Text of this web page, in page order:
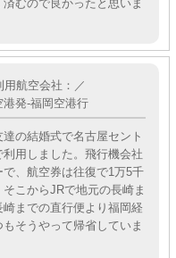
済むので良かったと思いま
航空会社：／
発-福岡空港行
の結婚式で名古屋セント
用しました。飛行機会社
、航空券は往復で1万5千
こからJRで地元の長崎ま
までの直行便より福岡経
そうやって帰省していま